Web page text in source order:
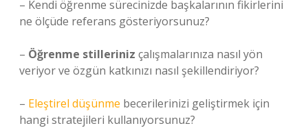
– Kendi öğrenme sürecinizde başkalarının fikirlerini
ne ölçüde referans gösteriyorsunuz?
– Öğrenme stilleriniz çalışmalarınıza nasıl yön
veriyor ve özgün katkınızı nasıl şekillendiriyor?
– Eleştirel düşünme becerilerinizi geliştirmek için
hangi stratejileri kullanıyorsunuz?